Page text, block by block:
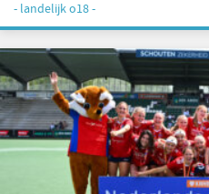
- landelijk o18 -